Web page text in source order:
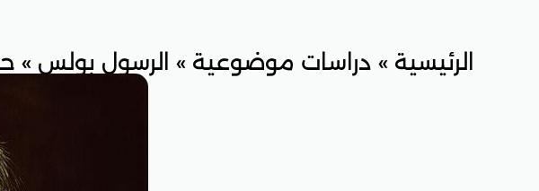
الرئيسية » دراسات موضوعية » الرسول بولس »